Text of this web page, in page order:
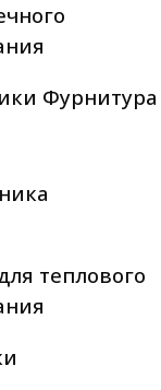
Фурнитура
теплового